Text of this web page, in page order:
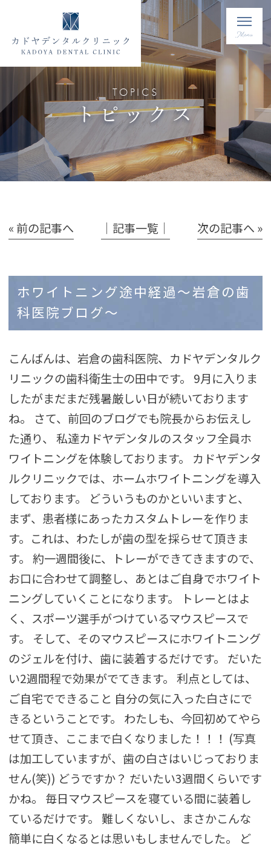
TOPICS
トピックス
« 前の記事へ │記事一覧│ 次の記事へ »
ホワイトニング途中経過〜岩倉の歯
科医院ブログ〜
こんばんは、岩倉の歯科医院、カドヤデンタルク
リニックの歯科衛生士の田中です。 9月に入りま
したがまだまだ残暑厳しい日が続いております
ね。 さて、前回のブログでも院長からお伝えし
た通り、 私達カドヤデンタルのスタッフ全員ホ
ワイトニングを体験しております。 カドヤデンタ
ルクリニックでは、ホームホワイトニングを導入
しております。 どういうものかといいますと、
まず、患者様にあったカスタムトレーを作りま
す。これは、わたしが歯の型を採らせて頂きま
す。 約一週間後に、トレーができてきますので、
お口に合わせて調整し、あとはご自身でホワイト
ニングしていくことになります。 トレーとはよ
く、スポーツ選手がつけているマウスピースで
す。 そして、そのマウスピースにホワイトニング
のジェルを付け、歯に装着するだけです。 だいた
い2週間程で効果がでてきます。 利点としては、
ご自宅でできること 自分の気に入った白さにで
きるということです。 わたしも、今回初めてやら
せて頂き、ここまで白くなりました！！！ (写真
は加工していますが、歯の白さはいじっておりま
せん(笑)) どうですか？ だいたい3週間くらいです
かね。 毎日マウスピースを寝ている間に装着し
ているだけです。 難しくないし、まさかこんな
簡単に白くなるとは思いもしませんでした。 ど